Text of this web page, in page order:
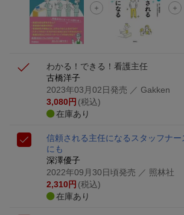
楽天モバイル紹介キャンペーンの拡散で
進呈
わかる！できる！看護主任
古橋洋子
2023年03月02日発売 ／ Gakken
3,080円 (税込)
在庫あり
信頼される主任になるスタッフナ
にも
深澤優子
2022年09月30日頃発売 ／ 照林社
2,310円 (税込)
在庫あり